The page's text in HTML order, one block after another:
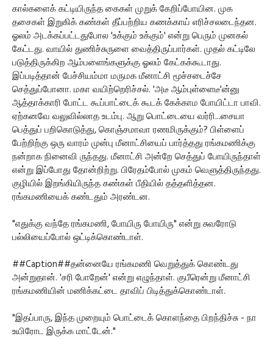
கால்களைக் கட்டியிருந்த கைகள் முறுக் கேறிப்போயின. முக
தசைகள் இறுகிக் கண்கள் தீப்பற்றிய கணக்காய் எரிச்சலடைந்தன.
ஓலம் அடக்கப்பட்டதுபோல 'உக்கும் உக்கும்' என்று பெரும் முனகல்
கேட்டது. வாயில் துணிச்சுருளை வைத்திருப்பார்கள். முதல் கட்டிலே
படுத்திருக்கிற ஆம்பளைங்களுக்கு ஓலம் கேட்கக்கூடாது.
இப்படித்தான் பேச்சியம்மா மருமக மீனாட்சி மூச்சடைச்சே
செத்துப்போனா. மகா வயிற்றெரிச்சல். 'அடீ ஆம்புள்ளைடீ'ன்னு
ஆத்தாக்காரி போட்ட கூப்பாட்டைக் கூடக் கேக்காம போயிட்டா பாவி.
ஏற்கனவே வலுவில்லாத உடம்பு. ஆறு பொட்டையை வர்ரி...சையா
பெத்துப் பறிகொடுத்து, கொஞ்சமாவா ரணமிருக்கும்? பிள்ளைப்
பேற்றிற்கு ஒரு வாரம் முன்பு மீனாட்சியைப் பார்த்தது ரங்கமணிக்கு
நன்றாக நினைவி ருந்தது. மீனாட்சி அன்றே செத்துப் போயிருந்தாள்
என்று இப்போது தோன்றிற்று. பிரேதம்போல் முகம் வெளுத்திருந்தது.
குழியில் இறங்கியிருந்த கண்கள் பீதியில் தத்தளித்தன.
ரங்கமணியைக் கண்டதும் அரண்டன.
"எதுக்கு வந்தே ரங்கமணி, போயிரு போயிரு" என்று சுவரோடு
பல்லியைப்போல் ஒட்டிக்கொண்டாள்.
##Caption##தன்னையே ரங்கமணி வெறுத்துக் கொண்டது
அன்றுதான். 'சரி போறேன்' என்று எழுந்தாள். குபீரென்று மீனாட்சி
ரங்கமணியின் மணிக்கட்டை தாவிப் பிடித்துக்கொண்டாள்.
"இதப்பாரு, இந்த முறையும் பொட்டைக் கொளந்தை பிறந்திச்சு - நா
உயிரோட இருக்க மாட்டேன்."